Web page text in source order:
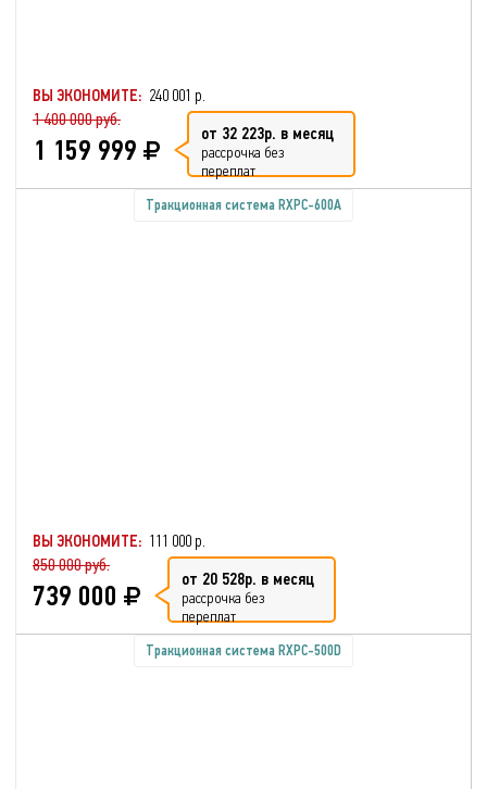
ВЫ ЭКОНОМИТЕ: 240 001 р.
1 400 000 руб.
1 159 999 от 32 223р. в месяц
рассрочка без
переплат
Тракционная система RXPC-600А
ВЫ ЭКОНОМИТЕ: 111 000 р.
850 000 руб.
739 000 от 20 528р. в месяц
рассрочка без
переплат
Тракционная система RXPC-500D